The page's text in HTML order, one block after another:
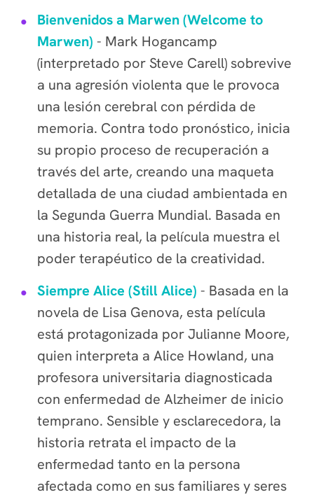
Bienvenidos a Marwen (Welcome to
Marwen) - Mark Hogancamp
(interpretado por Steve Carell) sobrevive
a una agresión violenta que le provoca
una lesión cerebral con pérdida de
memoria. Contra todo pronóstico, inicia
su propio proceso de recuperación a
través del arte, creando una maqueta
detallada de una ciudad ambientada en
la Segunda Guerra Mundial. Basada en
una historia real, la película muestra el
poder terapéutico de la creatividad.
Siempre Alice (Still Alice) - Basada en la
novela de Lisa Genova, esta película
está protagonizada por Julianne Moore,
quien interpreta a Alice Howland, una
profesora universitaria diagnosticada
con enfermedad de Alzheimer de inicio
temprano. Sensible y esclarecedora, la
historia retrata el impacto de la
enfermedad tanto en la persona
afectada como en sus familiares y seres